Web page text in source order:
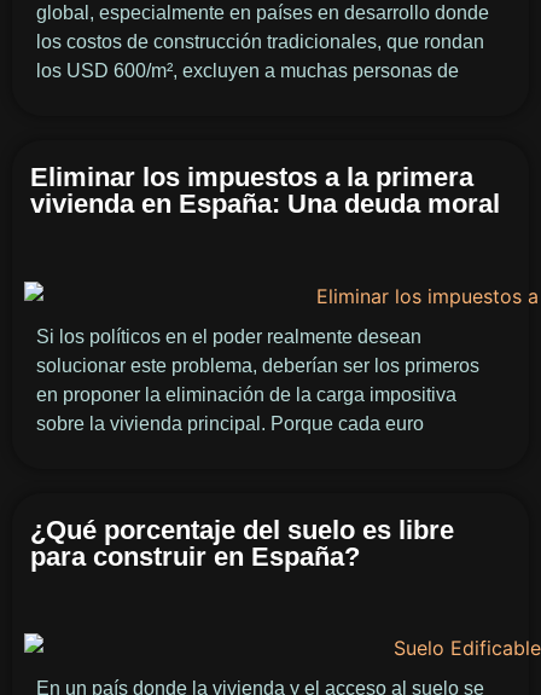
global, especialmente en países en desarrollo donde
los costos de construcción tradicionales, que rondan
los USD 600/m², excluyen a muchas personas de
Eliminar los impuestos a la primera
vivienda en España: Una deuda moral
Si los políticos en el poder realmente desean
solucionar este problema, deberían ser los primeros
en proponer la eliminación de la carga impositiva
sobre la vivienda principal. Porque cada euro
¿Qué porcentaje del suelo es libre
para construir en España?
En un país donde la vivienda y el acceso al suelo se